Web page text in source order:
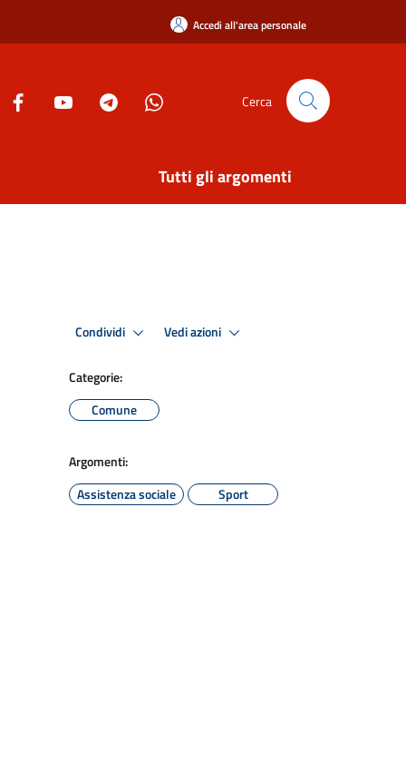
Accedi all'area personale
Cerca
Tutti gli argomenti
Condividi Vedi azioni
Categorie:
Comune
Argomenti:
Assistenza sociale
Sport